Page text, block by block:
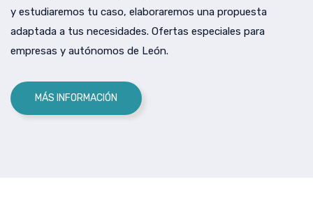
y estudiaremos tu caso, elaboraremos una propuesta
adaptada a tus necesidades. Ofertas especiales para
empresas y autónomos de León.
MÁS INFORMACIÓN